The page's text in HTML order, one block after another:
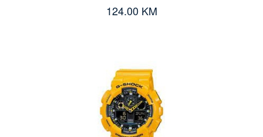
124.00 KM